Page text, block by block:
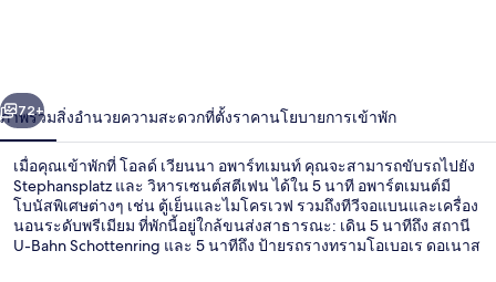
พาร์
ท
เม
นท์
า
ถัดไป
72+
ภาพรวมสิ่งอำนวยความสะดวกที่ตั้งราคานโยบายการเข้าพัก
เมื่อคุณเข้าพักที่ โอลด์ เวียนนา อพาร์ทเมนท์ คุณจะสามารถขับรถไปยัง
Stephansplatz และ วิหารเซนต์สตีเฟน ได้ใน 5 นาที อพาร์ตเมนต์มี
โบนัสพิเศษต่างๆ เช่น ตู้เย็นและไมโครเวฟ รวมถึงทีวีจอแบนและเครื่อง
นอนระดับพรีเมียม ที่พักนี้อยู่ใกล้ขนส่งสาธารณะ: เดิน 5 นาทีถึง สถานี
U-Bahn Schottenring และ 5 นาทีถึง ป้ายรถรางทรามโอเบอเร ดอเนาส